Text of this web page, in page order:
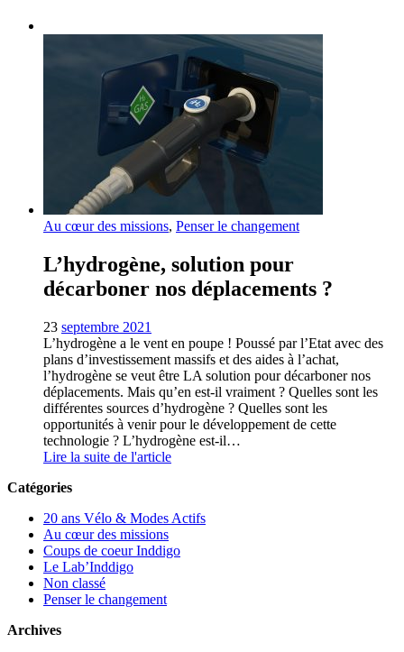
Au cœur des missions, Penser le changement
L’hydrogène, solution pour
décarboner nos déplacements ?
23 septembre 2021
L’hydrogène a le vent en poupe ! Poussé par l’Etat avec des
plans d’investissement massifs et des aides à l’achat,
l’hydrogène se veut être LA solution pour décarboner nos
déplacements. Mais qu’en est-il vraiment ? Quelles sont les
différentes sources d’hydrogène ? Quelles sont les
opportunités à venir pour le développement de cette
technologie ? L’hydrogène est-il…
Lire la suite de l'article
Catégories
20 ans Vélo & Modes Actifs
Au cœur des missions
Coups de coeur Inddigo
Le Lab’Inddigo
Non classé
Penser le changement
Archives